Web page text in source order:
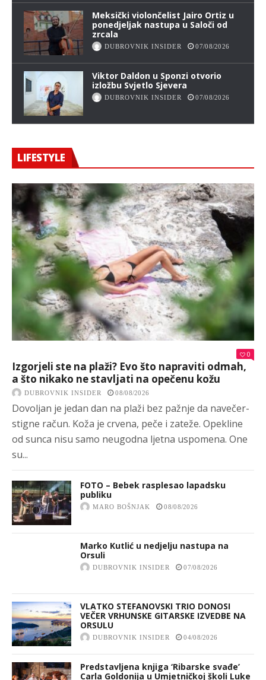
Meksički violončelist Jairo Ortiz u
ponedjeljak nastupa u Saloči od
zrcala
DUBROVNIK INSIDER 07/08/2026
Viktor Daldon u Sponzi otvorio
izložbu Svjetlo Sjevera
DUBROVNIK INSIDER 07/08/2026
LIFESTYLE
0
Izgorjeli ste na plaži? Evo što napraviti odmah,
a što nikako ne stavljati na opečenu kožu
DUBROVNIK INSIDER 08/08/2026
Dovoljan je jedan dan na plaži bez pažnje da navečer-
stigne račun. Koža je crvena, peče i zateže. Opekline
od sunca nisu samo neugodna ljetna uspomena. One
su...
FOTO – Bebek rasplesao lapadsku
publiku
MARO BOŠNJAK 08/08/2026
Marko Kutlić u nedjelju nastupa na
Orsuli
DUBROVNIK INSIDER 07/08/2026
VLATKO STEFANOVSKI TRIO DONOSI
VEČER VRHUNSKE GITARSKE IZVEDBE NA
ORSULU
DUBROVNIK INSIDER 04/08/2026
Predstavljena knjiga ‘Ribarske svađe’
Carla Goldonija u Umjetničkoj školi Luke